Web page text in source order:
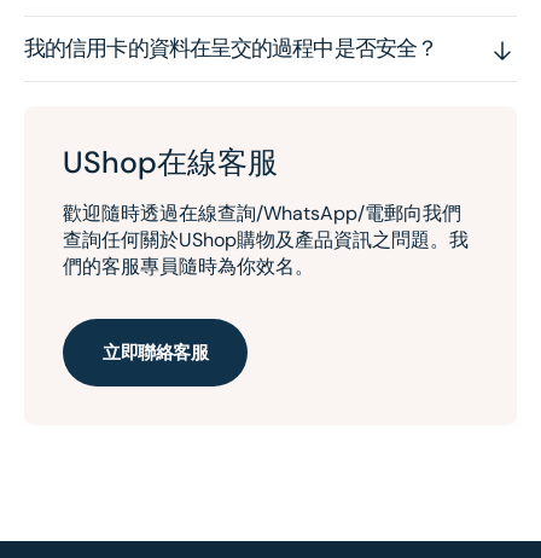
我的信用卡的資料在呈交的過程中是否安全？
UShop在線客服
歡迎隨時透過在線查詢/WhatsApp/電郵向我們
查詢任何關於UShop購物及產品資訊之問題。我
們的客服專員隨時為你效名。
立即聯絡客服